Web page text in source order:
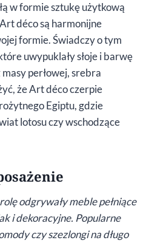
w formie sztukę użytkową
déco są harmonijne
formie. Świadczy o tym
uwypuklały słoje i barwę
perłowej, srebra
że Art déco czerpie
Egiptu, gdzie
lotosu czy wschodzące
odgrywały meble pełniące
i dekoracyjne. Popularne
czy szezlongi na długo